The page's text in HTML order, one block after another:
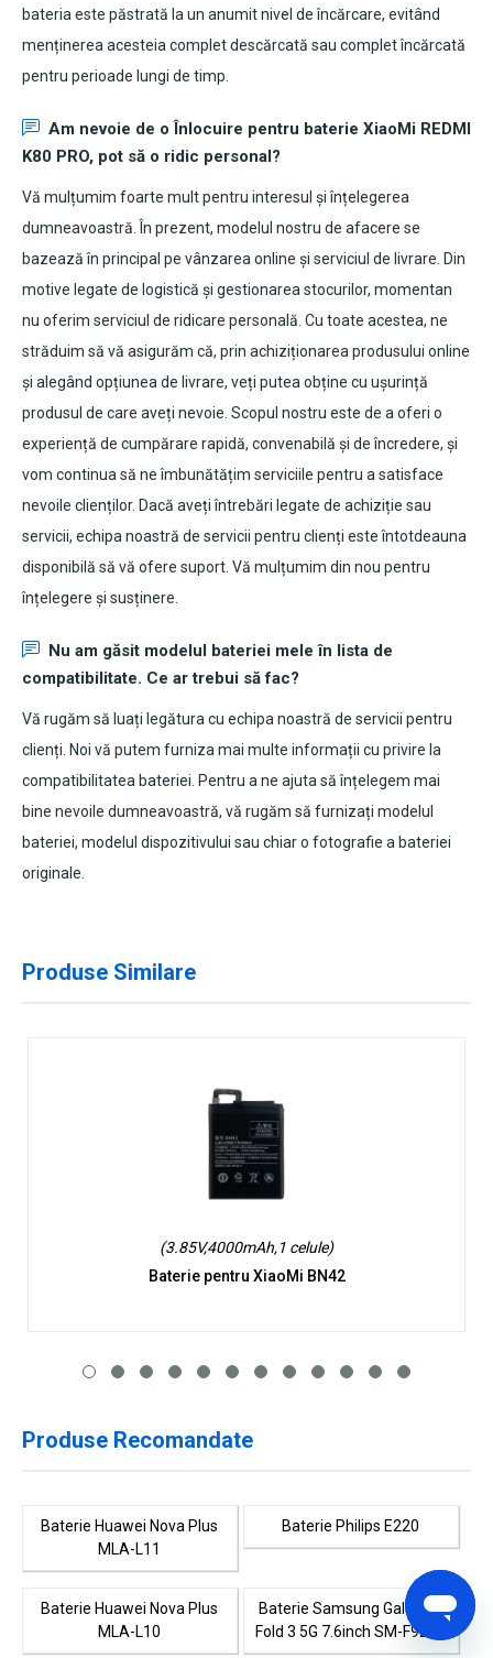
bateria este păstrată la un anumit nivel de încărcare, evitând
menținerea acesteia complet descărcată sau complet încărcată
pentru perioade lungi de timp.
Am nevoie de o Înlocuire pentru baterie XiaoMi REDMI
K80 PRO, pot să o ridic personal?
Vă mulțumim foarte mult pentru interesul și înțelegerea
dumneavoastră. În prezent, modelul nostru de afacere se
bazează în principal pe vânzarea online și serviciul de livrare. Din
motive legate de logistică și gestionarea stocurilor, momentan
nu oferim serviciul de ridicare personală. Cu toate acestea, ne
străduim să vă asigurăm că, prin achiziționarea produsului online
și alegând opțiunea de livrare, veți putea obține cu ușurință
produsul de care aveți nevoie. Scopul nostru este de a oferi o
experiență de cumpărare rapidă, convenabilă și de încredere, și
vom continua să ne îmbunătățim serviciile pentru a satisface
nevoile clienților. Dacă aveți întrebări legate de achiziție sau
servicii, echipa noastră de servicii pentru clienți este întotdeauna
disponibilă să vă ofere suport. Vă mulțumim din nou pentru
înțelegere și susținere.
Nu am găsit modelul bateriei mele în lista de
compatibilitate. Ce ar trebui să fac?
Vă rugăm să luați legătura cu echipa noastră de servicii pentru
clienți. Noi vă putem furniza mai multe informații cu privire la
compatibilitatea bateriei. Pentru a ne ajuta să înțelegem mai
bine nevoile dumneavoastră, vă rugăm să furnizați modelul
bateriei, modelul dispozitivului sau chiar o fotografie a bateriei
originale.
Produse Similare
(3.85V,4000mAh,1 celule)
Baterie pentru XiaoMi BN42
Produse Recomandate
Baterie Huawei Nova Plus
MLA-L11
Baterie Philips E220
Baterie Huawei Nova Plus
MLA-L10
Baterie Samsung Galaxy Z
Fold 3 5G 7.6inch SM-F9260